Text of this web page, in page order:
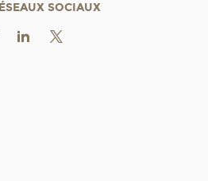
SOCIAUX